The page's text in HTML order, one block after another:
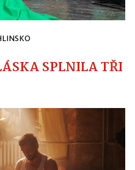
SPLNILA